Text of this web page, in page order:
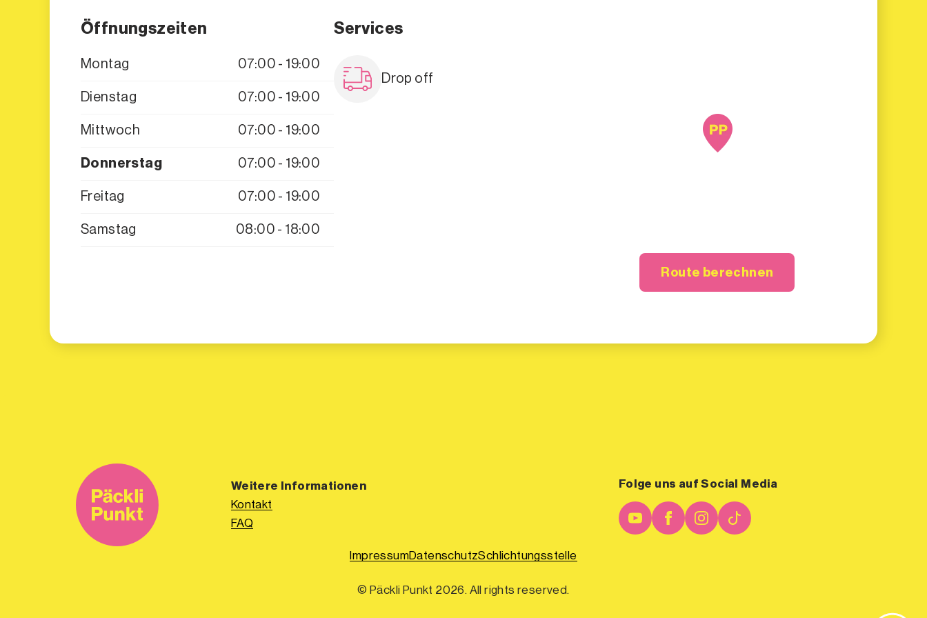
Öffnungszeiten
Montag 07:00 - 19:00
Dienstag 07:00 - 19:00
Mittwoch 07:00 - 19:00
Donnerstag 07:00 - 19:00
Freitag 07:00 - 19:00
Samstag 08:00 - 18:00
Services
Drop off
Route berechnen
Weitere Informationen
Kontakt
FAQ
Folge uns auf Social Media
ImpressumDatenschutzSchlichtungsstelle
© Päckli Punkt 2026. All rights reserved.